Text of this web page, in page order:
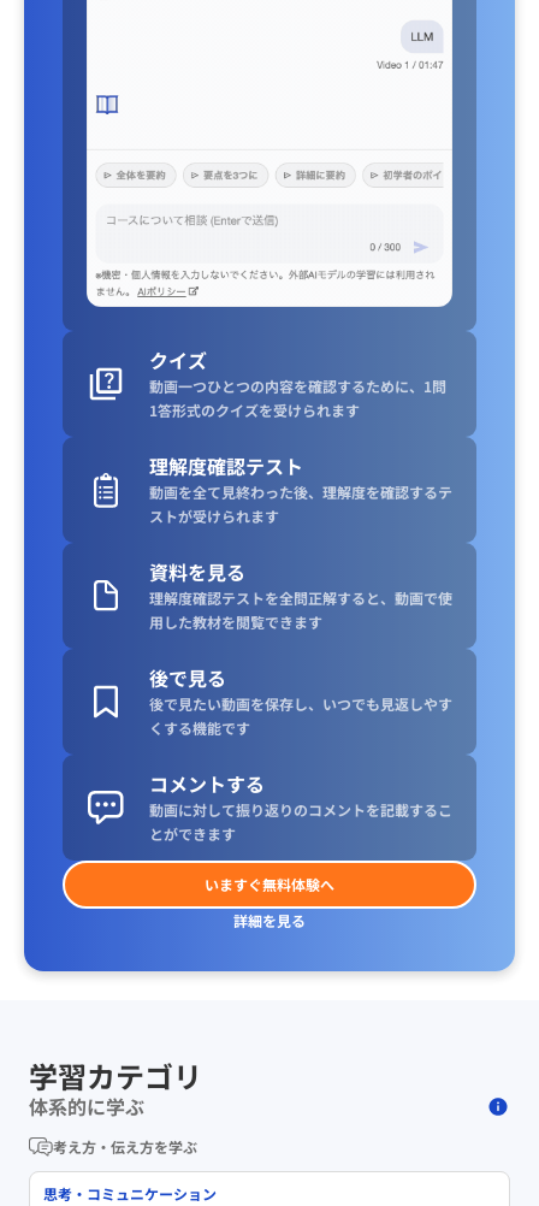
クイズ
動画一つひとつの内容を確認するために、1問
1答形式のクイズを受けられます
理解度確認テスト
動画を全て見終わった後、理解度を確認するテ
ストが受けられます
資料を見る
理解度確認テストを全問正解すると、動画で使
用した教材を閲覧できます
後で見る
後で見たい動画を保存し、いつでも見返しやす
くする機能です
コメントする
動画に対して振り返りのコメントを記載するこ
とができます
いますぐ無料体験へ
詳細を見る
学習カテゴリ
体系的に学ぶ
考え方・伝え方を学ぶ
思考・コミュニケーション